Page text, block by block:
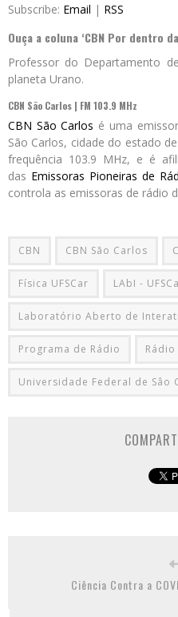
Subscribe: Email | RSS
Ouça a coluna ‘CBN Por dentro
Professor do Departamento
planeta Urano.
CBN São Carlos | FM 103.9 MHz
CBN São Carlos é uma
São Carlos, cidade do estado
frequência 103.9 MHz, e é
das Emissoras Pioneiras de
controla as emissoras de rádio
CBN CBN São Carlos
Física UFSCar LAbI -
Laboratório Aberto de
Programa de Rádio Rádio
Universidade Federal de Sâo
Ciência Contra a